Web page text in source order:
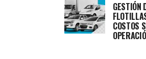
GESTIÓN
COSTOS